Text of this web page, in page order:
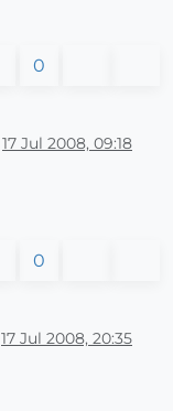
0
17 Jul 2008, 09:18
0
17 Jul 2008, 20:35